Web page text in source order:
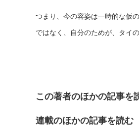
つまり、今の容姿は一時的な仮
ではなく、自分のためが、タイ
この著者のほかの記事を
連載のほかの記事を読む